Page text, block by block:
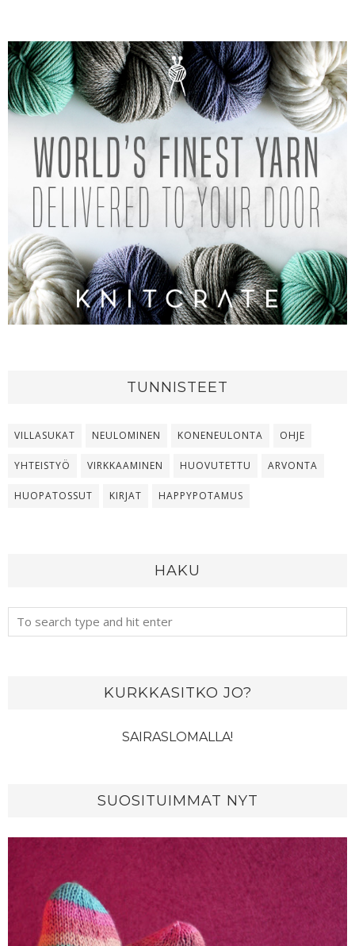
TUNNISTEET
VILLASUKAT NEULOMINEN KONENEULONTA OHJE
YHTEISTYÖ VIRKKAAMINEN HUOVUTETTU ARVONTA
HUOPATOSSUT KIRJAT HAPPYPOTAMUS
HAKU
KURKKASITKO JO?
SAIRASLOMALLA!
SUOSITUIMMAT NYT